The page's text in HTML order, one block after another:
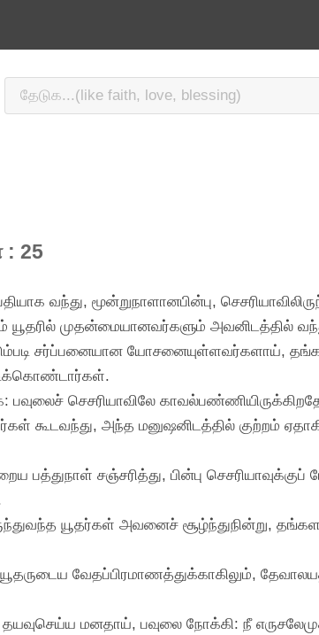
: 25
வந்து, மூன்றுநாளானபின்பு,
யூதரில் முதன்மையானவர்களும் அவனிடத்தில்
சர்ப்பனையான யோசனையுள்ளவர்களாய்,
பவுலைச் செசரியாவிலே
கூடவந்து, அந்த மனுஷனிடத்தில் குற்றம்
சஞ்சரித்து, பின்பு செசரியாவுக்குப்
யூதர்கள் அவனைச் சூழ்ந்துநின்று,
வேதப்பிரமாணத்துக்காகிலும்,
தயவுசெய்ய மனதாய், பவுலை நோக்கி: நீ